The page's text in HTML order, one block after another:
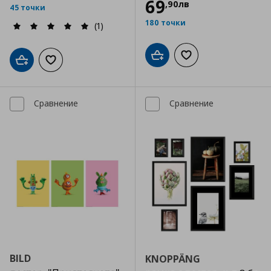
45 точки
(1)
Добави в кошницата
Добави към списъка с любими
69,90лв
180 точки
Добави в кошницата
Добави към
Сравнение
BILD
Сравнение
KNOPPÄNG